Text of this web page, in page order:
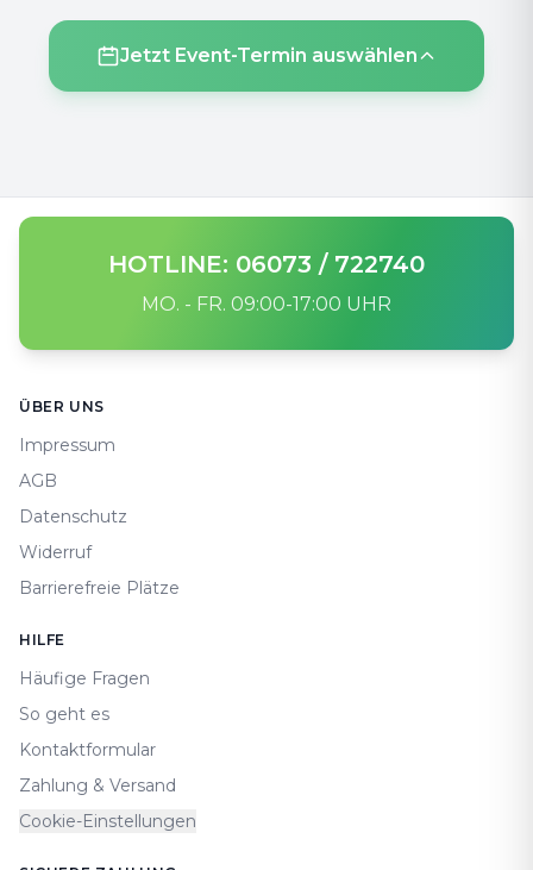
Jetzt Event-Termin auswählen
HOTLINE: 06073 / 722740
MO. - FR. 09:00-17:00 UHR
ÜBER UNS
Impressum
AGB
Datenschutz
Widerruf
Barrierefreie Plätze
HILFE
Häufige Fragen
So geht es
Kontaktformular
Zahlung & Versand
Cookie-Einstellungen